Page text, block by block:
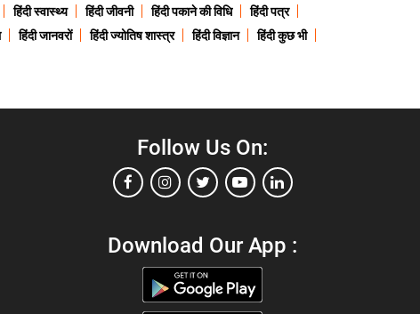
हिंदी स्वास्थ्य हिंदी जीवनी हिंदी पकाने की विधि
हिंदी पत्र
हिंदी जानवरों हिंदी ज्योतिष शास्त्र हिंदी विज्ञान
हिंदी कुछ भी
Follow Us On:
Download Our App :